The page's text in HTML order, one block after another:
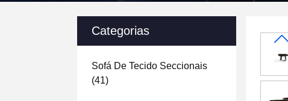
Categorias
Sofá De Tecido Seccionais
(41)